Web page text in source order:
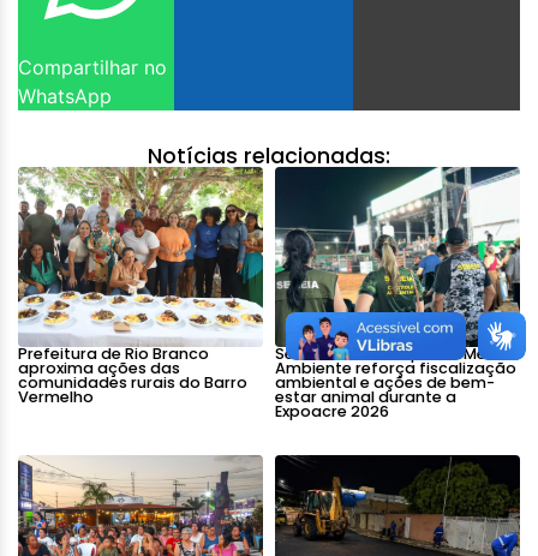
Compartilhar no
WhatsApp
Notícias relacionadas:
Prefeitura de Rio Branco
aproxima ações das
comunidades rurais do Barro
Vermelho
Secretaria Municipal de Meio
Ambiente reforça fiscalização
ambiental e ações de bem-
estar animal durante a
Expoacre 2026